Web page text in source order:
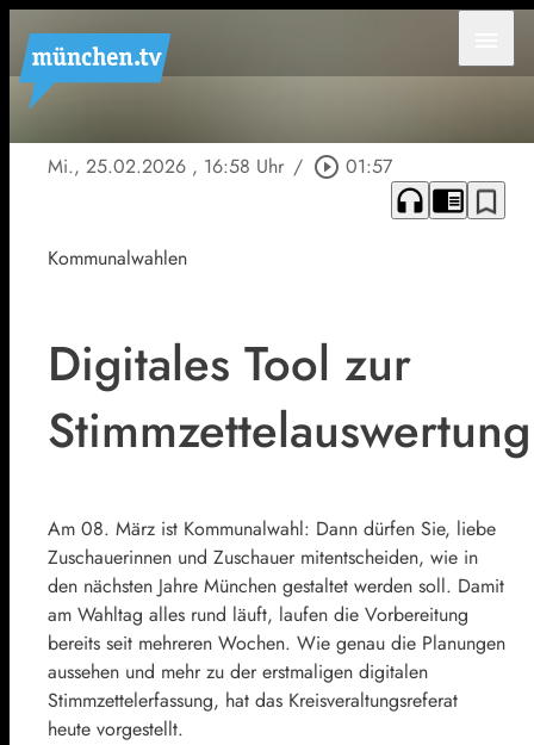
Mi., 25.02.2026 , 16:58 Uhr / play_circle_outline 01:57
headphones chrome_reader_mode bookmark_border
Kommunalwahlen
Digitales Tool zur
Stimmzettelauswertung
Am 08. März ist Kommunalwahl: Dann dürfen Sie, liebe
Zuschauerinnen und Zuschauer mitentscheiden, wie in
den nächsten Jahre München gestaltet werden soll. Damit
am Wahltag alles rund läuft, laufen die Vorbereitung
bereits seit mehreren Wochen. Wie genau die Planungen
aussehen und mehr zu der erstmaligen digitalen
Stimmzettelerfassung, hat das Kreisveraltungsreferat
heute vorgestellt.